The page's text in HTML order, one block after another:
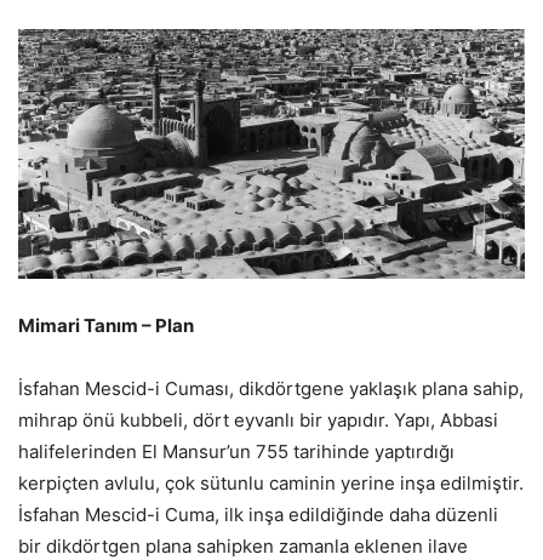
Mimari Tanım – Plan
İsfahan Mescid-i Cuması, dikdörtgene yaklaşık plana sahip,
mihrap önü kubbeli, dört eyvanlı bir yapıdır. Yapı, Abbasi
halifelerinden El Mansur’un 755 tarihinde yaptırdığı
kerpiçten avlulu, çok sütunlu caminin yerine inşa edilmiştir.
İsfahan Mescid-i Cuma, ilk inşa edildiğinde daha düzenli
bir dikdörtgen plana sahipken zamanla eklenen ilave